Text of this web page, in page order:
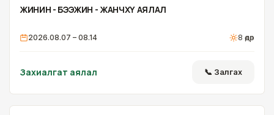
ЖИНИН - БЭЭЖИН - ЖАНЧХҮ АЯЛАЛ
2026.08.07 – 08.14 8 өдөр
Захиалгат аялал 📞 Залгах